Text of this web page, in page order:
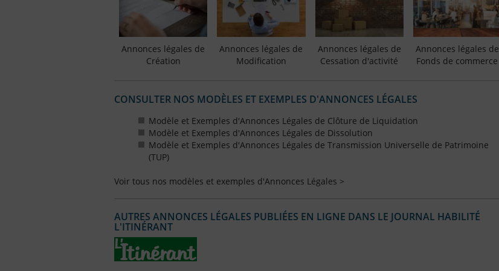
Annonces légales de
Création
Annonces légales de
Modification
Annonces légales de
Cessation d'activité
Annonces légales de
Fonds de commerce
CONSULTER NOS MODÈLES ET EXEMPLES D'ANNONCES LÉGALES
Modèle et Exemples d'Annonces Légales de Clôture de Liquidation
Modèle et Exemples d'Annonces Légales de Dissolution
Modèle et Exemples d'Annonces Légales de Transmission Universelle de Patrimoine
(TUP)
Voir tous nos modèles et exemples d'Annonces Légales >
AUTRES ANNONCES LÉGALES PUBLIÉES EN LIGNE DANS LE JOURNAL HABILITÉ
L'ITINÉRANT